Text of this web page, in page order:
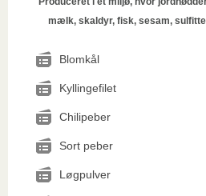
mælk, skaldyr, fisk, sesam,
Blomkål
Kyllingefilet
Chilipeber
Sort peber
Løgpulver